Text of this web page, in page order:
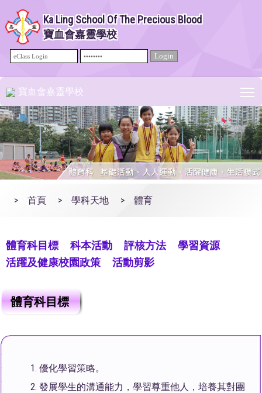
Ka Ling School Of The Precious Blood
寶血會嘉靈學校
寶血會嘉靈學校
> 首頁 > 學科天地 > 體育
體育科目標 科本活動 評核方法
學習資源
活躍及健康校園政策
活動剪影
體育科目標
優化學習策略。
發展學生的溝通能力，學習尊重他人，培養其對團